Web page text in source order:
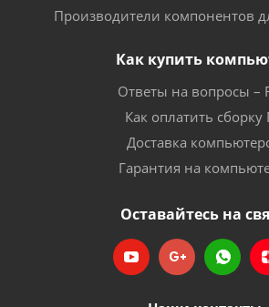
Производители компонентов
Как купить
Ответы на вопросы –
Как оплатить сборку
Доставка
Гарантия на
Оставайтесь на